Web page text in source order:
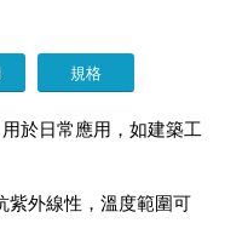
規格
於日常應用，如建築工
紫外線性，溫度範圍可